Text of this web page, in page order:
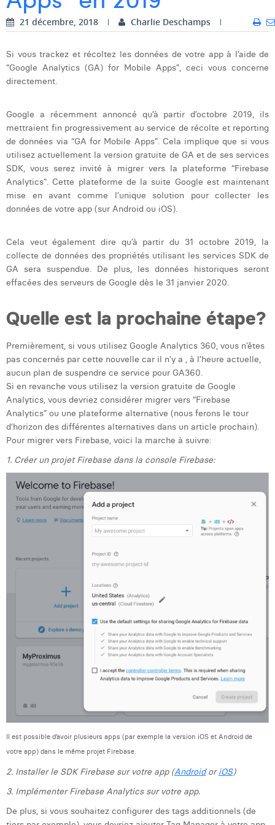
Dhan Claes
Edouard Polet
Eliott Pousset
Floriane Defacqz
Hanne Van Loock
Janne Beke
Jonas Geiregat
Justine Cremer
Laura Rooseleer
Laura Verhelst
Lena Pignoloni
Linda Kraim
Lisa Protin
Lore Fierens
Lotte Vranckx
Louis Nassogne
Lucas Taels
Manon Houppertz
Margaux Snakkers
Mathias Segers
Matthias Langenaeker
Ninon Chevalier
Olivia Lohest
Sebastiaan Reeskamp
Sven Bosschem
Thomas Kurevic
Victor Hayot
21 décembre, 2018 Charlie Deschamps
Si vous trackez et récoltez les données de votre app à l’aide de
“Google Analytics (GA) for Mobile Apps”, ceci vous concerne
directement.
Google a récemment annoncé qu’à partir d’octobre 2019, ils
mettraient fin progressivement au service de récolte et reporting
de données via “GA for Mobile Apps”. Cela implique que si vous
utilisez actuellement la version gratuite de GA et de ses services
SDK, vous serez invité à migrer vers la plateforme “Firebase
Analytics”. Cette plateforme de la suite Google est maintenant
mise en avant comme l’unique solution pour collecter les
données de votre app (sur Android ou iOS).
Cela veut également dire qu’à partir du 31 octobre 2019, la
collecte de données des propriétés utilisant les services SDK de
GA sera suspendue. De plus, les données historiques seront
effacées des serveurs de Google dès le 31 janvier 2020.
Quelle est la prochaine étape?
Premièrement, si vous utilisez Google Analytics 360, vous n’êtes
pas concernés par cette nouvelle car il n’y a , à l’heure actuelle,
aucun plan de suspendre ce service pour GA360.
Si en revanche vous utilisez la version gratuite de Google
Analytics, vous devriez considérer migrer vers “Firebase
Analytics” ou une plateforme alternative (nous ferons le tour
d’horizon des différentes alternatives dans un article prochain).
Pour migrer vers Firebase, voici la marche à suivre:
1. Créer un projet Firebase dans la console Firebase:
Il est possible d’avoir plusieurs apps (par exemple la version iOS et Android de
votre app) dans le même projet Firebase.
2. Installer le SDK Firebase sur votre app (AndroidoriOS)
3. Implémenter Firebase Analytics sur votre app.
De plus, si vous souhaitez configurer des tags additionnels (de